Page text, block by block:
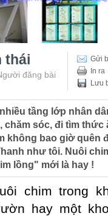
Gửi
In ra
Lưu
thái
đăng bài
tầng lớp nhân
chăm sóc, đi tìm thức
không bao giờ quên
như tôi. Nuôi
lồng" mới là hay !
chim trong
hay một